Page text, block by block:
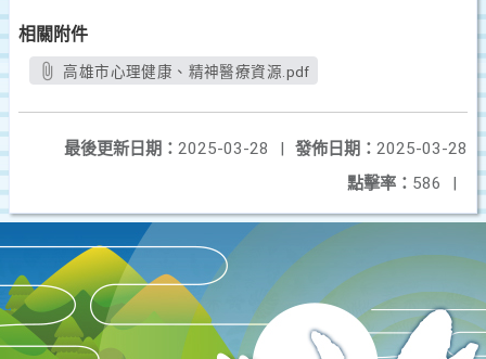
相關附件
高雄市心理健康、精神醫療資源.pdf
發佈日期： 2025-03-28
最後更新日期： 2025-03-28
|
點擊率： 586 |